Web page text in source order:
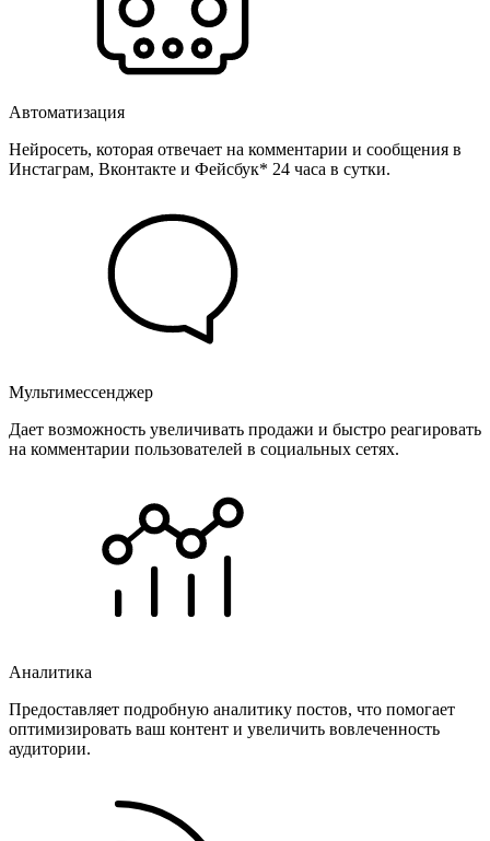
Автоматизация
Нейросеть, которая отвечает на комментарии и сообщения в
Инстаграм, Вконтакте и Фейсбук* 24 часа в сутки.
Мультимессенджер
Дает возможность увеличивать продажи и быстро реагировать
на комментарии пользователей в социальных сетях.
Аналитика
Предоставляет подробную аналитику постов, что помогает
оптимизировать ваш контент и увеличить вовлеченность
аудитории.